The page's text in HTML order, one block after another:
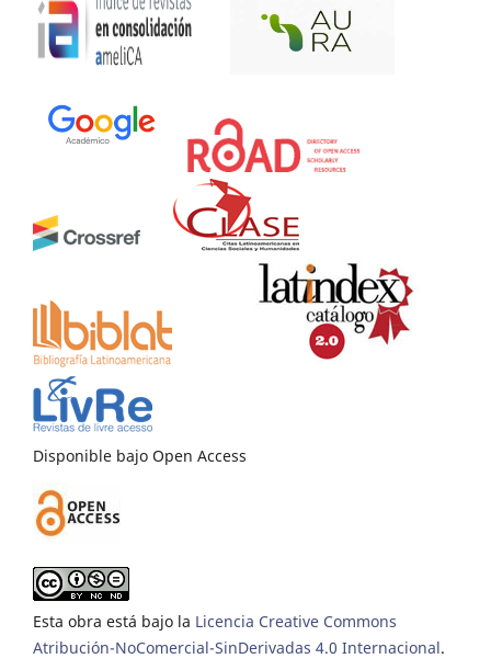
Disponible bajo Open Access
Esta obra está bajo la Licencia Creative Commons
Atribución-NoComercial-SinDerivadas 4.0 Internacional.